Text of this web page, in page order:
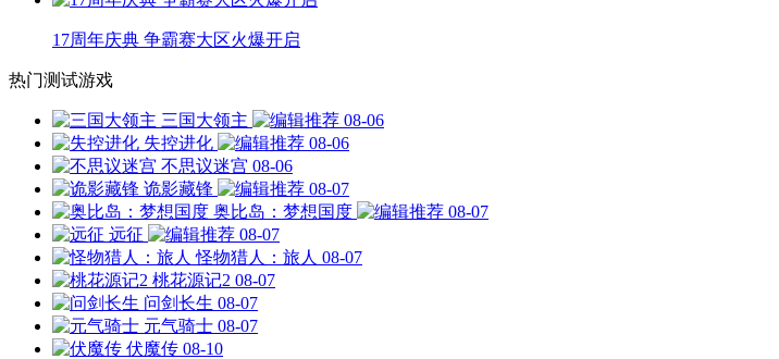
17周年庆典 争霸赛大区火爆开启
热门测试游戏
三国大领主
08-06
失控进化
08-06
不思议迷宫 08-06
诡影藏锋
08-07
奥比岛：梦想国度
08-07
远征
08-07
怪物猎人：旅人 08-07
桃花源记2 08-07
问剑长生 08-07
元气骑士 08-07
伏魔传 08-10